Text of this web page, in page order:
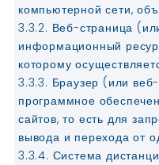
компьютерной сети,
3.3.2. Веб-страница
информационный
которому
3.3.3. Браузер (или
программное
сайтов, то есть для
вывода и перехода от
3.3.4. Система